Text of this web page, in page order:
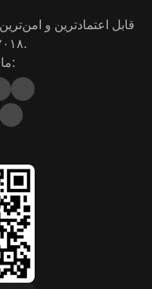
قابل اعتمادترین و
۲۰۱۸ راه‌اندازی شد.
ما را دنبال کنید: